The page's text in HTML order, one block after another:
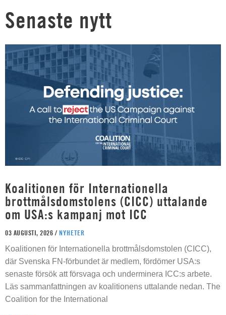
Senaste nytt
Koalitionen för Internationella
brottmålsdomstolens (CICC) uttalande
om USA:s kampanj mot ICC
03 AUGUSTI, 2026 / NYHETER
Koalitionen för Internationella brottmålsdomstolen (CICC),
där Svenska FN-förbundet är medlem, fördömer USA:s
senaste försök att försvaga och underminera ICC:s arbete.
Läs sammanfattningen av koalitionens uttalande nedan. The
Coalition for the International